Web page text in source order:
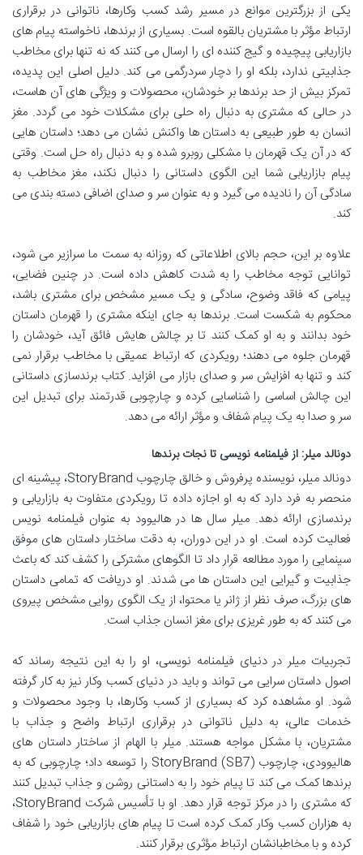
یکی از بزرگترین موانع در مسیر رشد کسب وکارها، ناتوانی در برقراری
ارتباط مؤثر با مشتریان بالقوه است. بسیاری از برندها، ناخواسته پیام های
بازاریابی پیچیده و گیج کننده ای را ارسال می کنند که نه تنها برای مخاطب
جذابیتی ندارد، بلکه او را دچار سردرگمی می کند. دلیل اصلی این پدیده،
تمرکز بیش از حد برندها بر خودشان، محصولات و ویژگی های آن هاست،
در حالی که مشتری به دنبال راه حلی برای مشکلات خود می گردد. مغز
انسان به طور طبیعی به داستان ها واکنش نشان می دهد؛ داستان هایی
که در آن یک قهرمان با مشکلی روبرو شده و به دنبال راه حل است. وقتی
پیام بازاریابی شما این الگوی داستانی را دنبال نکند، مغز مخاطب به
سادگی آن را نادیده می گیرد و به عنوان سر و صدای اضافی دسته بندی می
کند.
علاوه بر این، حجم بالای اطلاعاتی که روزانه به سمت ما سرازیر می شود،
توانایی توجه مخاطب را به شدت کاهش داده است. در چنین فضایی،
پیامی که فاقد وضوح، سادگی و یک مسیر مشخص برای مشتری باشد،
محکوم به شکست است. برندها به جای اینکه مشتری را قهرمان داستان
خود بدانند و به او کمک کنند تا بر چالش هایش فائق آید، خودشان را
قهرمان جلوه می دهند؛ رویکردی که ارتباط عمیقی با مخاطب برقرار نمی
کند و تنها به افزایش سر و صدای بازار می افزاید. کتاب برندسازی داستانی
این چالش اساسی را شناسایی کرده و چارچوبی قدرتمند برای تبدیل این
سر و صدا به یک پیام شفاف و مؤثر ارائه می دهد.
دونالد میلر: از فیلمنامه نویسی تا نجات برندها
دونالد میلر، نویسنده پرفروش و خالق چارچوب StoryBrand، پیشینه ای
منحصر به فرد دارد که به او اجازه داده تا رویکردی متفاوت به بازاریابی و
برندسازی ارائه دهد. میلر سال ها در هالیوود به عنوان فیلمنامه نویس
فعالیت کرده است. او در این دوران، به دقت ساختار داستان های موفق
سینمایی را مورد مطالعه قرار داد تا الگوهای مشترکی را کشف کند که باعث
جذابیت و گیرایی این داستان ها می شدند. او دریافت که تمامی داستان
های بزرگ، صرف نظر از ژانر یا محتوا، از یک الگوی روایی مشخص پیروی
می کنند که به طور غریزی برای مغز انسان جذاب است.
تجربیات میلر در دنیای فیلمنامه نویسی، او را به این نتیجه رساند که
اصول داستان سرایی می تواند و باید در دنیای کسب وکار نیز به کار گرفته
شود. او مشاهده کرد که بسیاری از کسب وکارها، با وجود محصولات و
خدمات عالی، به دلیل ناتوانی در برقراری ارتباط واضح و جذاب با
مشتریان، با مشکل مواجه هستند. میلر با الهام از ساختار داستان های
هالیوودی، چارچوب StoryBrand (SB7) را توسعه داد؛ چارچوبی که به
برندها کمک می کند تا پیام خود را به داستانی روشن و جذاب تبدیل کنند
که مشتری را در مرکز توجه قرار دهد. او با تأسیس شرکت StoryBrand،
به هزاران کسب وکار کمک کرده است تا پیام های بازاریابی خود را شفاف
کرده و با مخاطبانشان ارتباط مؤثری برقرار کنند.